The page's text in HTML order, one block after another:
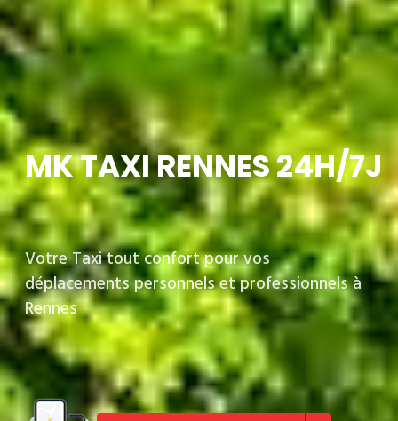
MK TAXI RENNES 24H/7J
Votre Taxi tout confort pour vos
déplacements personnels et professionnels à
Rennes